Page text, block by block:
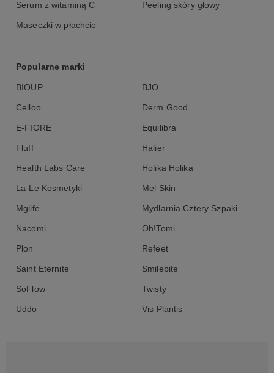
Serum z witaminą C Peeling skóry głowy
Maseczki w płachcie
Popularne marki
BIOUP BJO
Celloo Derm Good
E-FIORE Equilibra
Fluff Halier
Health Labs Care Holika Holika
La-Le Kosmetyki Mel Skin
Mglife Mydlarnia Cztery Szpaki
Nacomi Oh!Tomi
Plon Refeet
Saint Eternite Smilebite
SoFlow Twisty
Uddo Vis Plantis